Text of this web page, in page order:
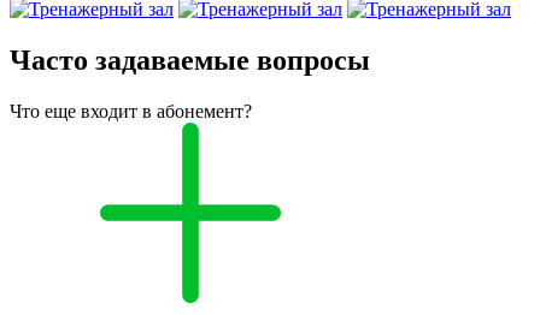
Часто задаваемые вопросы
Что еще входит в абонемент?